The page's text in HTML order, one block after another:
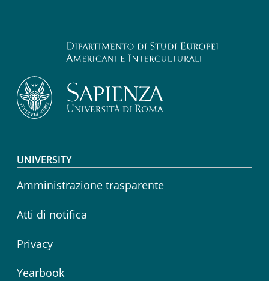
Footer menu
UNIVERSITY
Amministrazione trasparente
Atti di notifica
Privacy
Yearbook